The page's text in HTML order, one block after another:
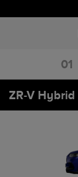
Escolha
ZR-V Hybrid